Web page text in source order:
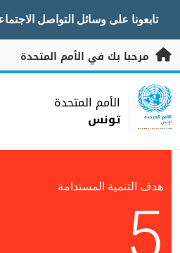
تابعونا على وسائل التواصل
مرحبا بك في الأمم المتحدة
UN Logo
الأمم المتحدة
تونس
الأمم المتحدة
تونس
هدف التنمية المستدامة
5